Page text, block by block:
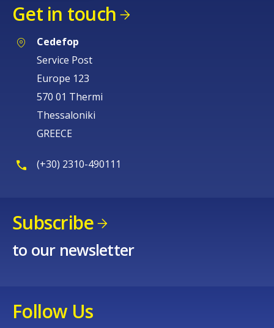
Get in touch
Cedefop
Service Post
Europe 123
570 01 Thermi
Thessaloniki
GREECE
(+30) 2310-490111
Subscribe
to our newsletter
Follow Us